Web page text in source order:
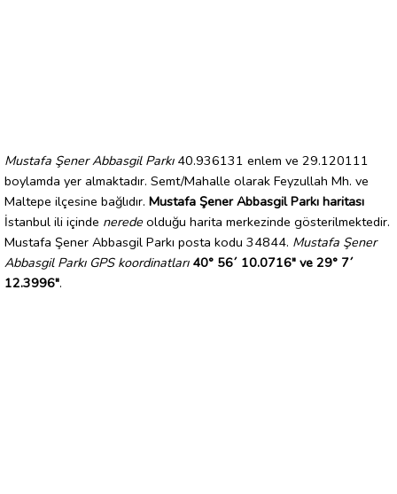
Mustafa Şener Abbasgil Parkı40.936131 enlem ve 29.120111
boylamda yer almaktadır. Semt/Mahalle olarak Feyzullah Mh. ve
Maltepe ilçesine bağlıdır. Mustafa Şener Abbasgil Parkı haritası
İstanbul ili içinde nerede olduğu harita merkezinde gösterilmektedir.
Mustafa Şener Abbasgil Parkı posta kodu 34844. Mustafa Şener
Abbasgil Parkı GPS koordinatları 40° 56´ 10.0716" ve 29° 7´
12.3996".